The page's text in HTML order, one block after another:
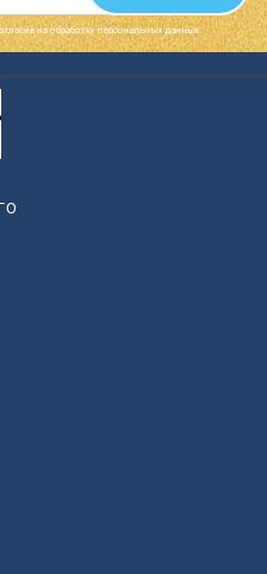
на обработку персональных данных.